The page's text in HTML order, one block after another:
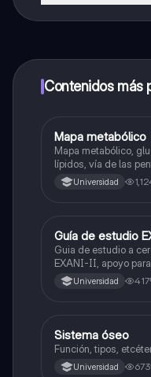
a determinadas
Contenidos más
Biología
Mapa metabólico
Mapa metabólico,
lípidos, vía de las
Universidad
Historia
Guía de estudio
Guia de estudio a
EXANI-II, apoyo
2026.Universidad 417
Biología
Sistema óseo
Función, tipos,
Universidad 673